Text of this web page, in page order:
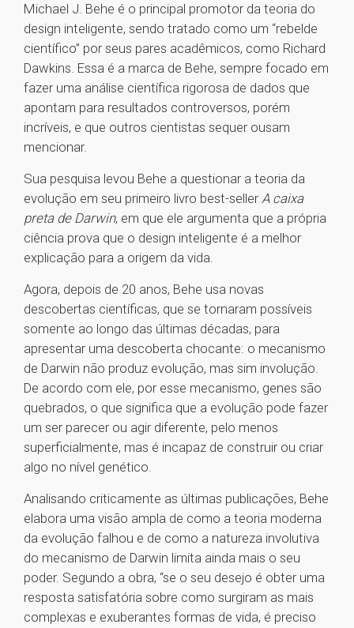
Michael J. Behe é o principal promotor da teoria do
design inteligente, sendo tratado como um “rebelde
científico” por seus pares acadêmicos, como Richard
Dawkins. Essa é a marca de Behe, sempre focado em
fazer uma análise científica rigorosa de dados que
apontam para resultados controversos, porém
incríveis, e que outros cientistas sequer ousam
mencionar.
Sua pesquisa levou Behe a questionar a teoria da
evolução em seu primeiro livro best-seller A caixa
preta de Darwin, em que ele argumenta que a própria
ciência prova que o design inteligente é a melhor
explicação para a origem da vida.
Agora, depois de 20 anos, Behe usa novas
descobertas científicas, que se tornaram possíveis
somente ao longo das últimas décadas, para
apresentar uma descoberta chocante: o mecanismo
de Darwin não produz evolução, mas sim involução.
De acordo com ele, por esse mecanismo, genes são
quebrados, o que significa que a evolução pode fazer
um ser parecer ou agir diferente, pelo menos
superficialmente, mas é incapaz de construir ou criar
algo no nível genético.
Analisando criticamente as últimas publicações, Behe
elabora uma visão ampla de como a teoria moderna
da evolução falhou e de como a natureza involutiva
do mecanismo de Darwin limita ainda mais o seu
poder. Segundo a obra, “se o seu desejo é obter uma
resposta satisfatória sobre como surgiram as mais
complexas e exuberantes formas de vida, é preciso